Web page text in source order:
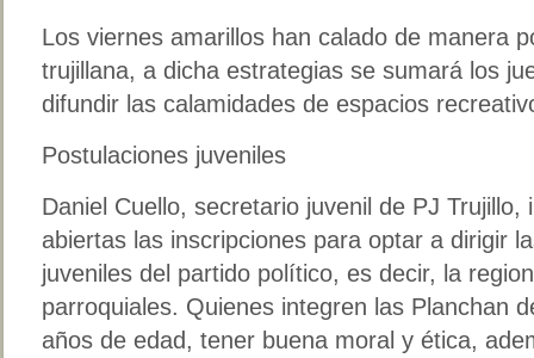
Los viernes amarillos han calado de manera
trujillana, a dicha estrategias se sumará los
difundir las calamidades de espacios
Postulaciones juveniles
Daniel Cuello, secretario juvenil de PJ
abiertas las inscripciones para optar a dirigir
juveniles del partido político, es decir, la
parroquiales. Quienes integren las Planchan
años de edad, tener buena moral y ética,